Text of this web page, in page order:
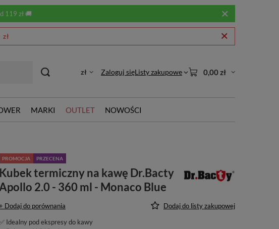
119 zł 🚚
zł Zaloguj sięListy zakupowe 0,00 zł
MARKI OUTLET NOWOŚCI
PROMOCJA PRZECENA
Kubek termiczny na kawę Dr.Bacty
2.0 - 360 ml - Monaco Blue
Dodaj do porównania
Dodaj do listy zakupowej
Idealny pod ekspresy do kawy